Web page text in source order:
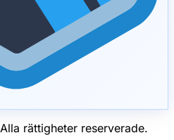
Alla rättigheter reserverade.